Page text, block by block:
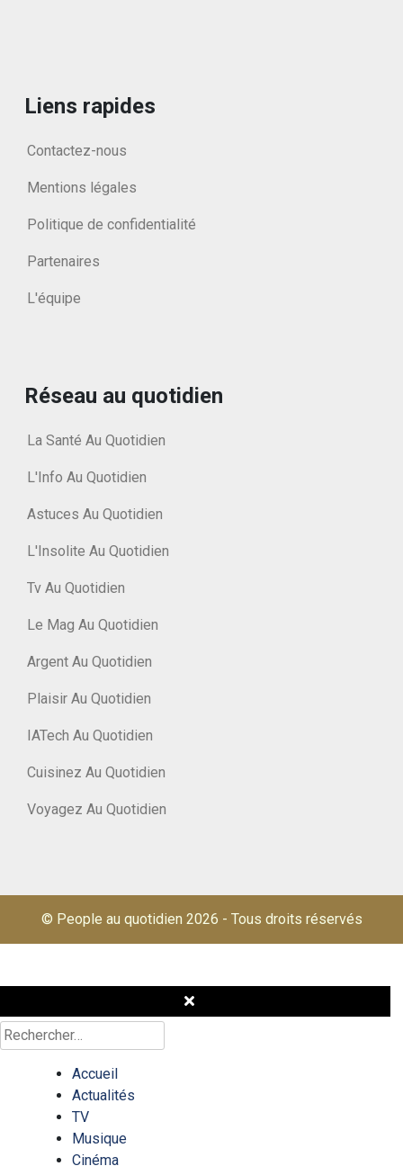
Liens rapides
Contactez-nous
Mentions légales
Politique de confidentialité
Partenaires
L'équipe
Réseau au quotidien
La Santé Au Quotidien
L'Info Au Quotidien
Astuces Au Quotidien
L'Insolite Au Quotidien
Tv Au Quotidien
Le Mag Au Quotidien
Argent Au Quotidien
Plaisir Au Quotidien
IATech Au Quotidien
Cuisinez Au Quotidien
Voyagez Au Quotidien
© People au quotidien 2026 - Tous droits réservés
Rechercher :
Accueil
Actualités
TV
Musique
Cinéma